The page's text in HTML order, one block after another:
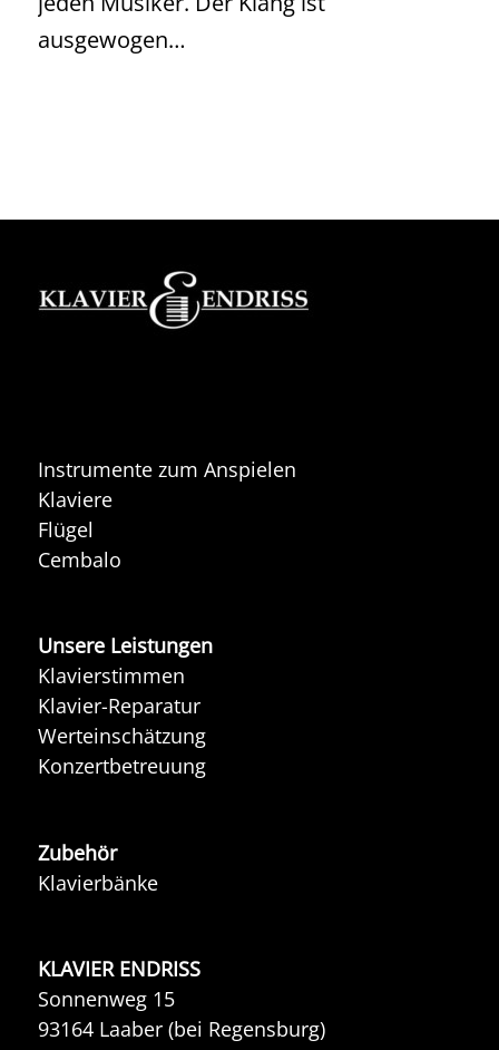
ausgewogen…
Instrumente zum Anspielen
Klaviere
Flügel
Cembalo
Unsere Leistungen
Klavierstimmen
Klavier-Reparatur
Werteinschätzung
Konzertbetreuung
Zubehör
Klavierbänke
KLAVIER ENDRISS
Sonnenweg 15
93164 Laaber (bei Regensburg)